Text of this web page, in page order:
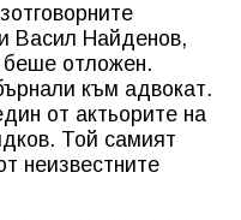
Васил Найденов,
отложен.
към адвокат.
от актьорите на
Той самият
неизвестните